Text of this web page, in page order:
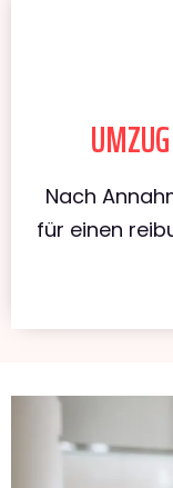
Nach
für einen